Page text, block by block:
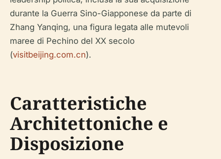
durante la Guerra Sino-Giapponese da parte di
Zhang Yanqing, una figura legata alle mutevoli
maree di Pechino del XX secolo
(visitbeijing.com.cn).
Caratteristiche
Architettoniche e
Disposizione